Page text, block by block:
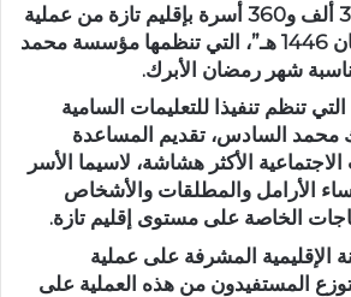
استفاد ما مجموعه 35 ألف و360 أسرة بإقليم تازة من عملية
الدعم الغذائي “رمضان 1446 هـ”، التي تنظمها مؤسسة محمد
شهر رمضان الأبرك.
تنظم تنفيذا للتعليمات السامية
محمد السادس، تقديم المساعدة
الأكثر هشاشة، لاسيما الأسر
الأرامل والمطلقات والأشخاص
الخاصة على مستوى إقليم تازة.
المشرفة على عملية
هـ”، يتوزع المستفيدون من هذه العملية على